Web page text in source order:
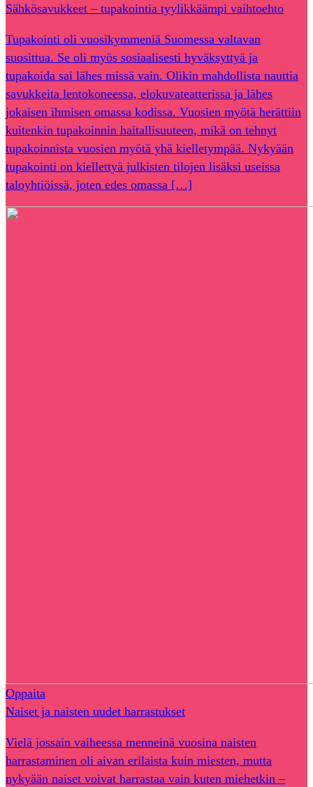
Sähkösavukkeet – tupakointia tyylikkäämpi vaihtoehto
Tupakointi oli vuosikymmeniä Suomessa valtavan
suosittua. Se oli myös sosiaalisesti hyväksyttyä ja
tupakoida sai lähes missä vain. Olikin mahdollista nauttia
savukkeita lentokoneessa, elokuvateatterissa ja lähes
jokaisen ihmisen omassa kodissa. Vuosien myötä herättiin
kuitenkin tupakoinnin haitallisuuteen, mikä on tehnyt
tupakoinnista vuosien myötä yhä kielletympää. Nykyään
tupakointi on kiellettyä julkisten tilojen lisäksi useissa
taloyhtiöissä, joten edes omassa […]
Oppaita
Naiset ja naisten uudet harrastukset
Vielä jossain vaiheessa menneinä vuosina naisten
harrastaminen oli aivan erilaista kuin miesten, mutta
nykyään naiset voivat harrastaa vain kuten miehetkin –